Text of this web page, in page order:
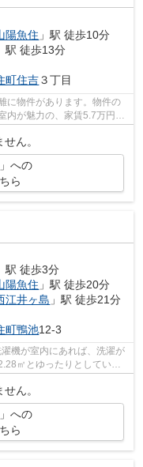
陽魚住 」駅 徒歩10分
駅 徒歩13分
町住吉３丁目
に物件があります。物件の
内が魅力の、家賃5.7万円の
ん。
への
ら
駅 徒歩3分
陽魚住 」駅 徒歩20分
江井ヶ島 」駅 徒歩21分
町鴨池12-3
機が室内にあれば、洗濯が
㎡とゆったりとしていま
ん。
への
ら